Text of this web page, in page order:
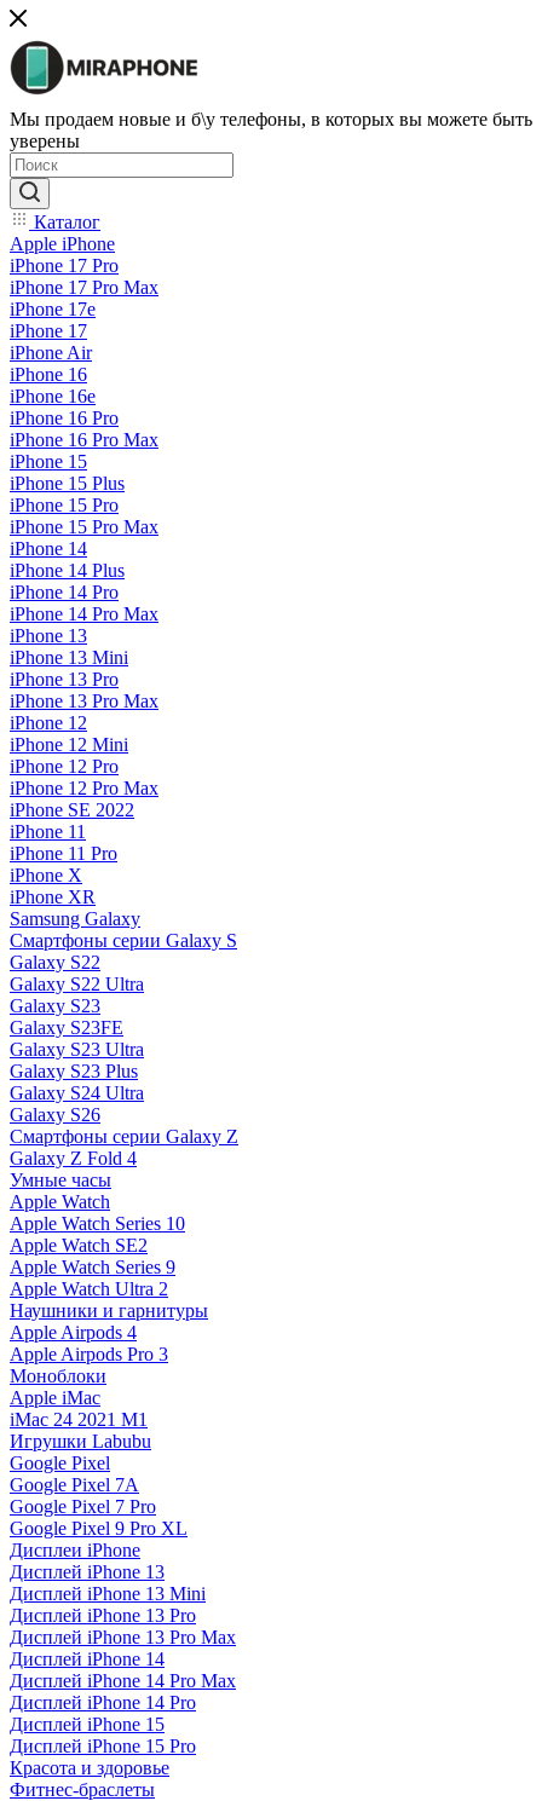
Мы продаем новые и б\у телефоны, в которых вы можете быть
уверены
Каталог
Apple iPhone
iPhone 17 Pro
iPhone 17 Pro Max
iPhone 17e
iPhone 17
iPhone Air
iPhone 16
iPhone 16e
iPhone 16 Pro
iPhone 16 Pro Max
iPhone 15
iPhone 15 Plus
iPhone 15 Pro
iPhone 15 Pro Max
iPhone 14
iPhone 14 Plus
iPhone 14 Pro
iPhone 14 Pro Max
iPhone 13
iPhone 13 Mini
iPhone 13 Pro
iPhone 13 Pro Max
iPhone 12
iPhone 12 Mini
iPhone 12 Pro
iPhone 12 Pro Max
iPhone SE 2022
iPhone 11
iPhone 11 Pro
iPhone X
iPhone XR
Samsung Galaxy
Смартфоны серии Galaxy S
Galaxy S22
Galaxy S22 Ultra
Galaxy S23
Galaxy S23FE
Galaxy S23 Ultra
Galaxy S23 Plus
Galaxy S24 Ultra
Galaxy S26
Смартфоны серии Galaxy Z
Galaxy Z Fold 4
Умные часы
Apple Watch
Apple Watch Series 10
Apple Watch SE2
Apple Watch Series 9
Apple Watch Ultra 2
Наушники и гарнитуры
Apple Airpods 4
Apple Airpods Pro 3
Моноблоки
Apple iMac
iMac 24 2021 M1
Игрушки Labubu
Google Pixel
Google Pixel 7А
Google Pixel 7 Pro
Google Pixel 9 Pro XL
Дисплеи iPhone
Дисплей iPhone 13
Дисплей iPhone 13 Mini
Дисплей iPhone 13 Pro
Дисплей iPhone 13 Pro Max
Дисплей iPhone 14
Дисплей iPhone 14 Pro Max
Дисплей iPhone 14 Pro
Дисплей iPhone 15
Дисплей iPhone 15 Pro
Красота и здоровье
Фитнес-браслеты